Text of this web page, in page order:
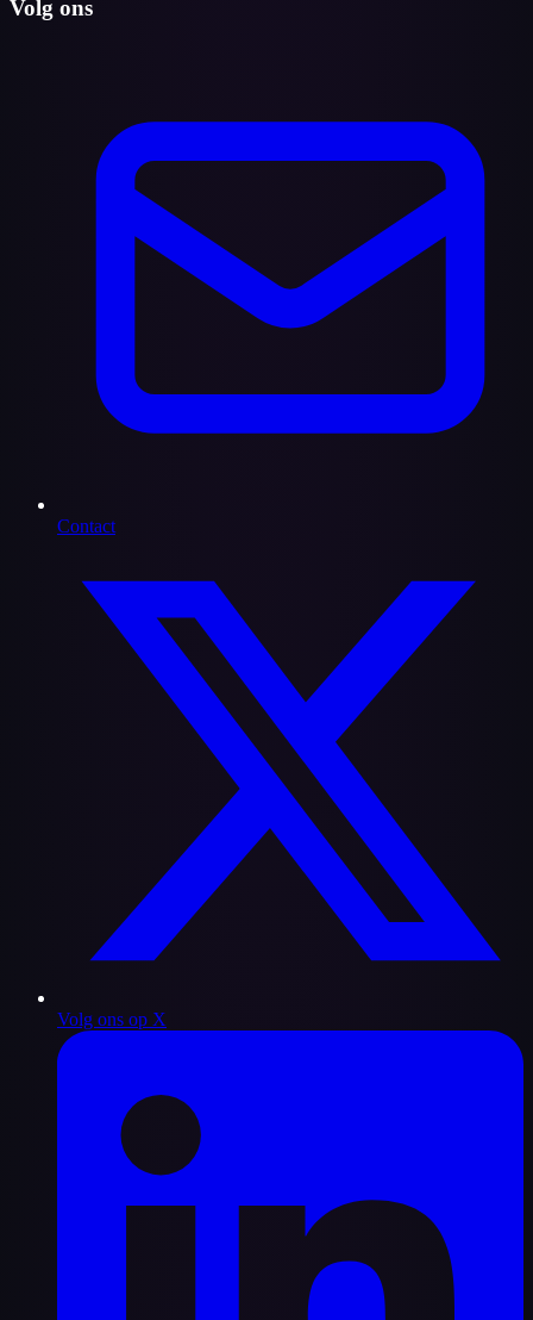
Volg ons
Contact
Volg ons op X